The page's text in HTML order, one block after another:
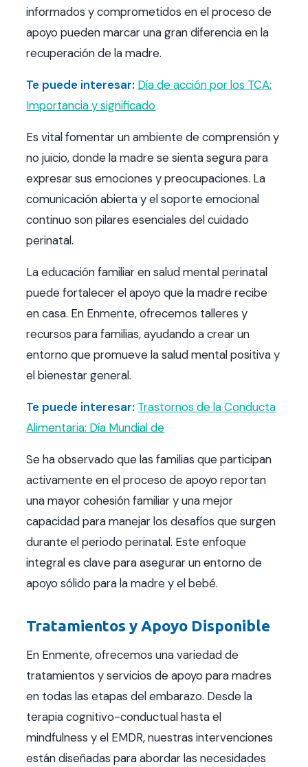
informados y comprometidos en el proceso de
apoyo pueden marcar una gran diferencia en la
recuperación de la madre.
Te puede interesar: Día de acción por los TCA:
Importancia y significado
Es vital fomentar un ambiente de comprensión y
no juicio, donde la madre se sienta segura para
expresar sus emociones y preocupaciones. La
comunicación abierta y el soporte emocional
continuo son pilares esenciales del cuidado
perinatal.
La educación familiar en salud mental perinatal
puede fortalecer el apoyo que la madre recibe
en casa. En Enmente, ofrecemos talleres y
recursos para familias, ayudando a crear un
entorno que promueve la salud mental positiva y
el bienestar general.
Te puede interesar: Trastornos de la Conducta
Alimentaria: Día Mundial de
Se ha observado que las familias que participan
activamente en el proceso de apoyo reportan
una mayor cohesión familiar y una mejor
capacidad para manejar los desafíos que surgen
durante el periodo perinatal. Este enfoque
integral es clave para asegurar un entorno de
apoyo sólido para la madre y el bebé.
Tratamientos y Apoyo Disponible
En Enmente, ofrecemos una variedad de
tratamientos y servicios de apoyo para madres
en todas las etapas del embarazo. Desde la
terapia cognitivo-conductual hasta el
mindfulness y el EMDR, nuestras intervenciones
están diseñadas para abordar las necesidades